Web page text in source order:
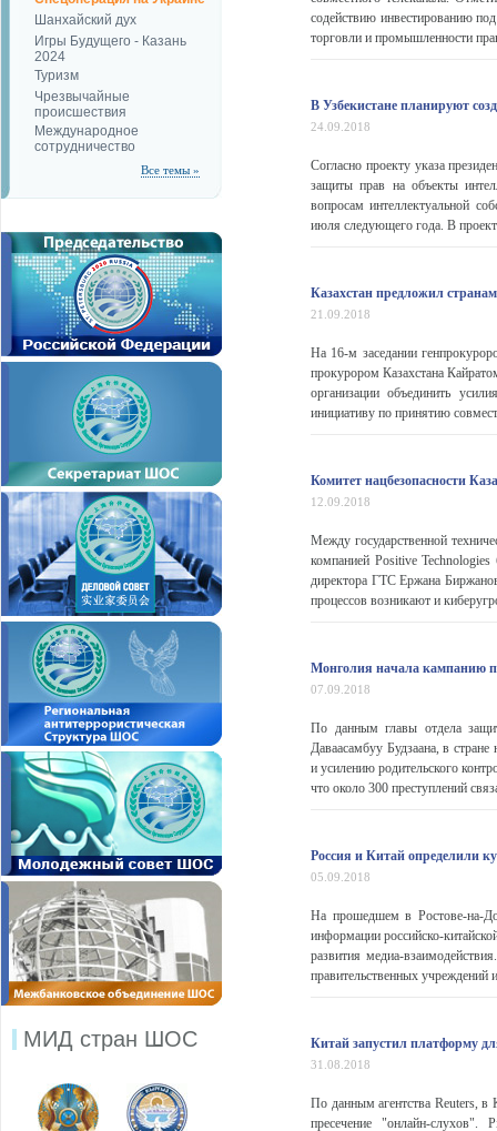
Шанхайский дух
Игры Будущего - Казань
2024
Туризм
Чрезвычайные
происшествия
Международное
сотрудничество
Все темы »
МИД стран ШОС
содействию инвестированию
торговли и промышленности
В Узбекистане планируют
24.09.2018
Согласно проекту указа
защиты прав на объекты
вопросам интеллектуальной
июля следующего года. В
Казахстан предложил
21.09.2018
На 16-м заседании
прокурором Казахстана
организации объединить
инициативу по принятию
Комитет нацбезопасности
12.09.2018
Между государственной
компанией Positive
директора ГТС Ержана
процессов возникают и
Монголия начала кампанию
07.09.2018
По данным главы отдела
Даваасамбуу Будзаана, в стране
и усилению родительского
что около 300 преступлений
Россия и Китай определили
05.09.2018
На прошедшем в Ростове-на-
информации российско-
развития медиа-
правительственных
Китай запустил платформу
31.08.2018
По данным агентства Reuters, в
пресечение "онлайн-